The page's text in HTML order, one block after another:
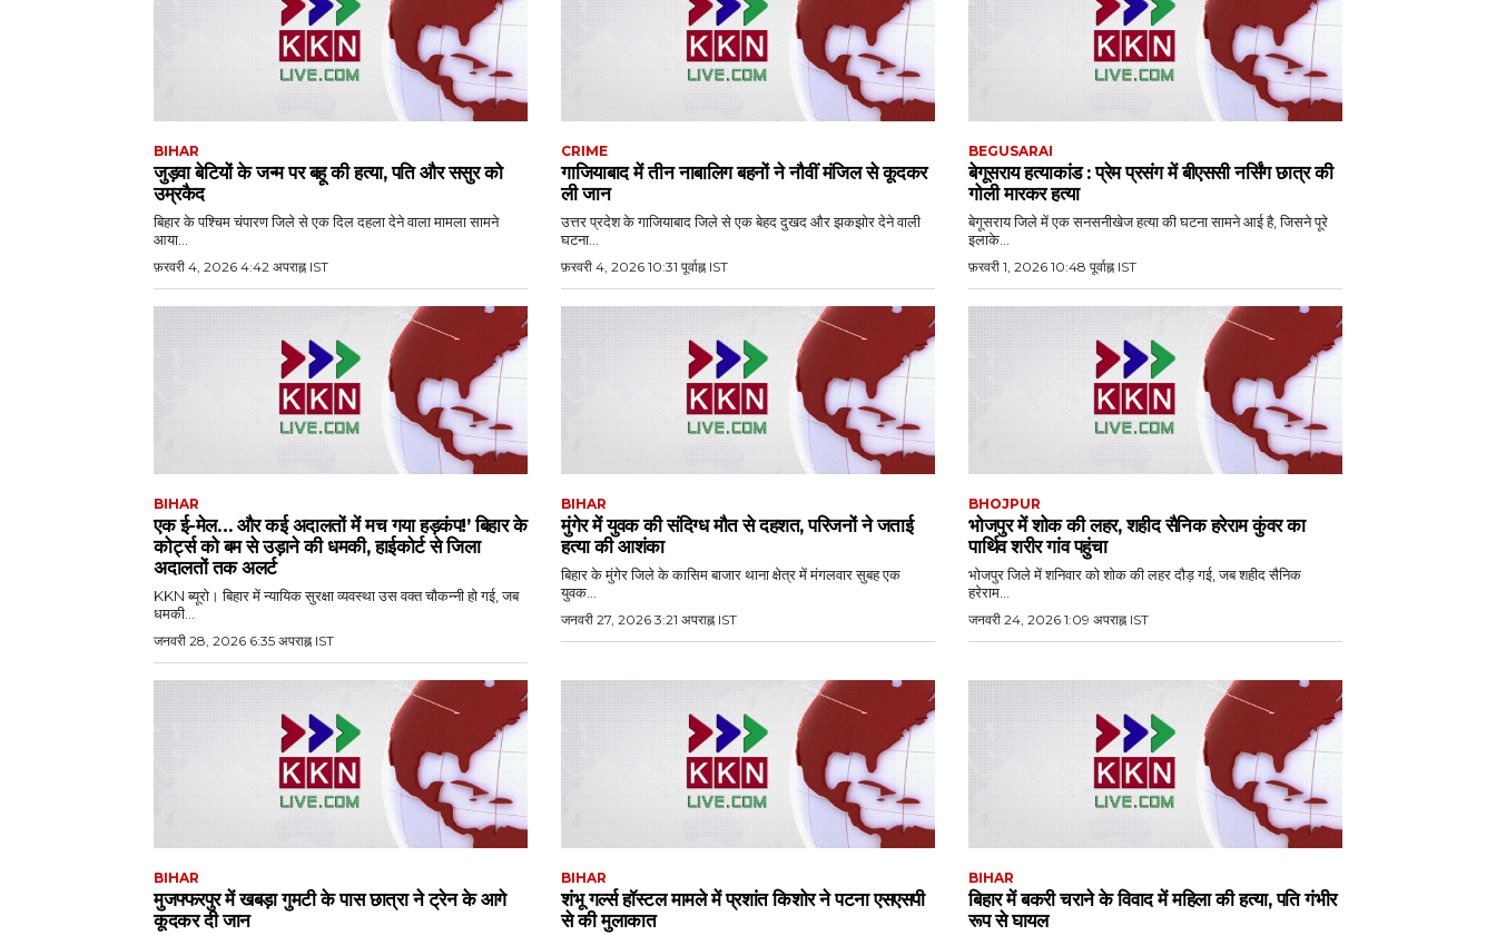
BIHAR
जुड़वा बेटियों के जन्म पर बहू की हत्या, पति और ससुर को
उम्रकैद
बिहार के पश्चिम चंपारण जिले से एक दिल दहला देने वाला मामला सामने
आया...
फ़रवरी 4, 2026 4:42 अपराह्न IST
CRIME
गाजियाबाद में तीन नाबालिग बहनों ने नौवीं मंजिल से कूदकर
ली जान
उत्तर प्रदेश के गाजियाबाद जिले से एक बेहद दुखद और झकझोर देने वाली
घटना...
फ़रवरी 4, 2026 10:31 पूर्वाह्न IST
BEGUSARAI
बेगूसराय हत्याकांड : प्रेम प्रसंग में बीएससी नर्सिंग छात्र की
गोली मारकर हत्या
बेगूसराय जिले में एक सनसनीखेज हत्या की घटना सामने आई है, जिसने पूरे
इलाके...
फ़रवरी 1, 2026 10:48 पूर्वाह्न IST
BIHAR
एक ई-मेल… और कई अदालतों में मच गया हड़कंप!’ बिहार के
कोर्ट्स को बम से उड़ाने की धमकी, हाईकोर्ट से जिला
अदालतों तक अलर्ट
KKN ब्यूरो। बिहार में न्यायिक सुरक्षा व्यवस्था उस वक्त चौकन्नी हो गई, जब
धमकी...
जनवरी 28, 2026 6:35 अपराह्न IST
BIHAR
मुंगेर में युवक की संदिग्ध मौत से दहशत, परिजनों ने जताई
हत्या की आशंका
बिहार के मुंगेर जिले के कासिम बाजार थाना क्षेत्र में मंगलवार सुबह एक
युवक...
जनवरी 27, 2026 3:21 अपराह्न IST
BHOJPUR
भोजपुर में शोक की लहर, शहीद सैनिक हरेराम कुंवर का
पार्थिव शरीर गांव पहुंचा
भोजपुर जिले में शनिवार को शोक की लहर दौड़ गई, जब शहीद सैनिक
हरेराम...
जनवरी 24, 2026 1:09 अपराह्न IST
BIHAR
मुजफ्फरपुर में खबड़ा गुमटी के पास छात्रा ने ट्रेन के आगे
कूदकर दी जान
BIHAR
शंभू गर्ल्स हॉस्टल मामले में प्रशांत किशोर ने पटना एसएसपी
से की मुलाकात
BIHAR
बिहार में बकरी चराने के विवाद में महिला की हत्या, पति गंभीर
रूप से घायल